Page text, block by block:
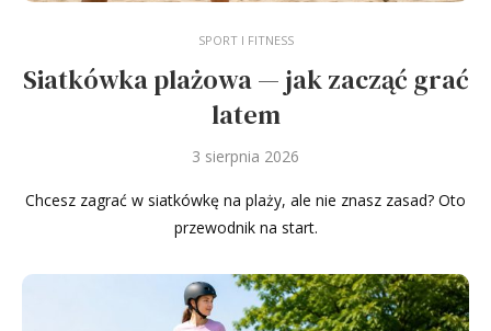
SPORT I FITNESS
Siatkówka plażowa — jak zacząć grać
latem
3 sierpnia 2026
Chcesz zagrać w siatkówkę na plaży, ale nie znasz zasad? Oto
przewodnik na start.